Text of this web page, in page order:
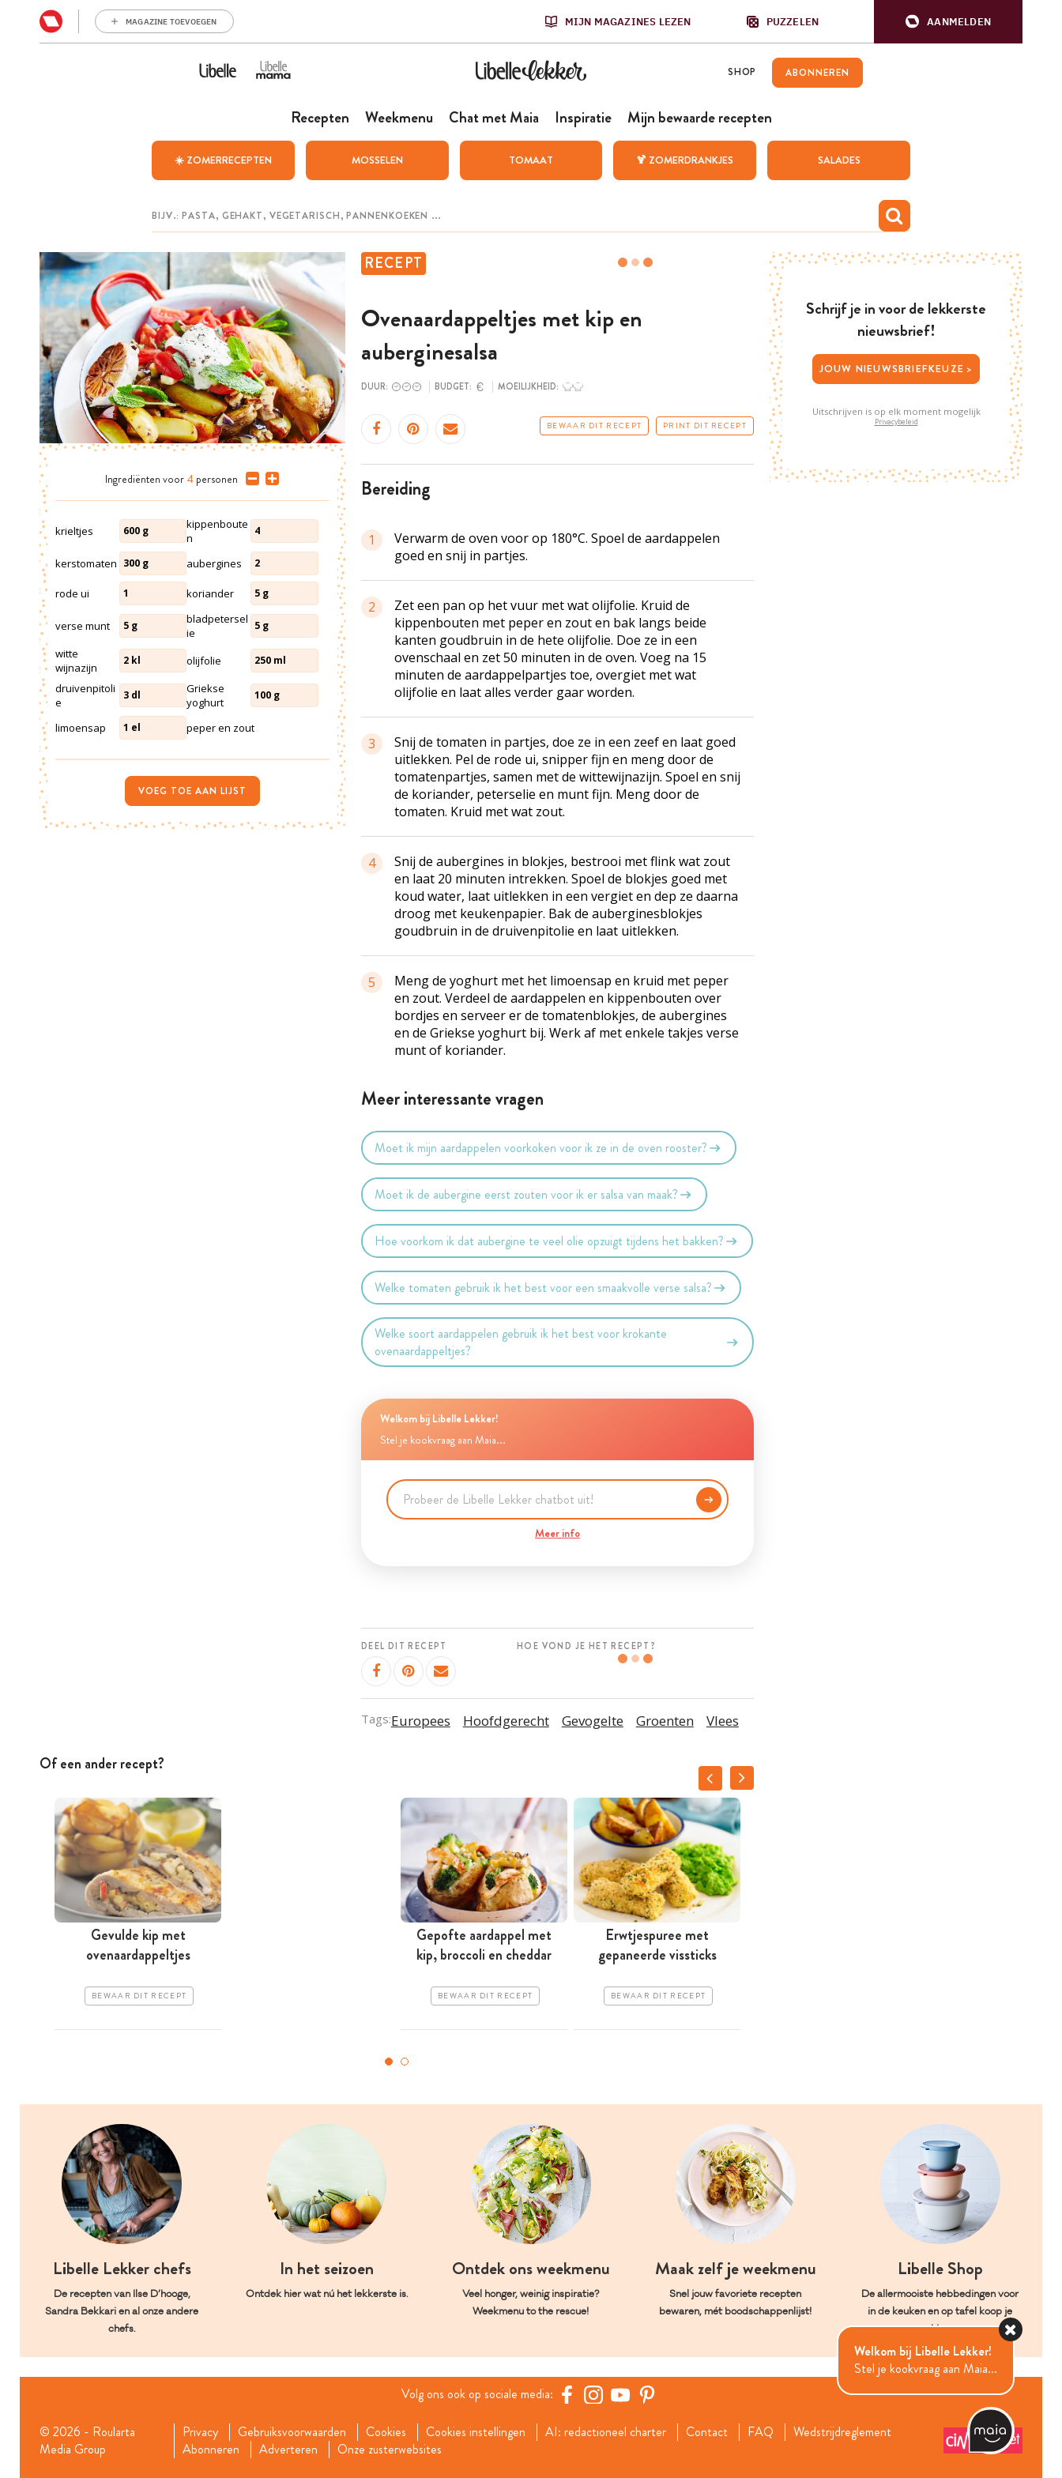
MAGAZINE TOEVOEGEN MIJN MAGAZINES LEZEN PUZZELEN AANMELDEN
SHOP ABONNEREN
Recepten Weekmenu Chat met Maia Inspiratie Mijn bewaarde recepten
☀️ ZOMERRECEPTEN MOSSELEN TOMAAT 🍹 ZOMERDRANKJES SALADES
RECEPT
Ovenaardappeltjes met kip en
auberginesalsa
DUUR: BUDGET: MOEILIJKHEID:
BEWAAR DIT RECEPT PRINT DIT RECEPT
bereiding
1
Verwarm de oven voor op 180°C. Spoel de aardappelen
goed en snij in partjes.
2
Zet een pan op het vuur met wat olijfolie. Kruid de
kippenbouten met peper en zout en bak langs beide
kanten goudbruin in de hete olijfolie. Doe ze in een
ovenschaal en zet 50 minuten in de oven. Voeg na 15
minuten de aardappelpartjes toe, overgiet met wat
olijfolie en laat alles verder gaar worden.
3
Snij de tomaten in partjes, doe ze in een zeef en laat goed
uitlekken. Pel de rode ui, snipper fijn en meng door de
tomatenpartjes, samen met de wittewijnazijn. Spoel en snij
de koriander, peterselie en munt fijn. Meng door de
tomaten. Kruid met wat zout.
4
Snij de aubergines in blokjes, bestrooi met flink wat zout
en laat 20 minuten intrekken. Spoel de blokjes goed met
koud water, laat uitlekken in een vergiet en dep ze daarna
droog met keukenpapier. Bak de auberginesblokjes
goudbruin in de druivenpitolie en laat uitlekken.
5
Meng de yoghurt met het limoensap en kruid met peper
en zout. Verdeel de aardappelen en kippenbouten over
bordjes en serveer er de tomatenblokjes, de aubergines
en de Griekse yoghurt bij. Werk af met enkele takjes verse
munt of koriander.
Meer interessante vragen
Moet ik mijn aardappelen voorkoken voor ik ze in de oven rooster?
Moet ik de aubergine eerst zouten voor ik er salsa van maak?
Hoe voorkom ik dat aubergine te veel olie opzuigt tijdens het bakken?
Welke tomaten gebruik ik het best voor een smaakvolle verse salsa?
Welke soort aardappelen gebruik ik het best voor krokante
ovenaardappeltjes?
Welkom bij Libelle Lekker!
Stel je kookvraag aan Maia...
Meer info
DEEL DIT RECEPT HOE VOND JE HET RECEPT?
Tags:Europees Hoofdgerecht Gevogelte Groenten Vlees
Ingrediënten voor 4 personen
krieltjes 600 g
kippenboute
n
4
kerstomaten 300 g aubergines 2
rode ui 1 koriander 5 g
verse munt 5 g
bladpetersel
ie
5 g
witte
wijnazijn
2 kl olijfolie 250 ml
druivenpitoli
e
3 dl
Griekse
yoghurt
100 g
limoensap 1 el peper en zout
VOEG TOE AAN LIJST
Of een ander recept?
Gevulde kip met
ovenaardappeltjes
BEWAAR DIT RECEPT
Gepofte aardappel met
kip, broccoli en cheddar
BEWAAR DIT RECEPT
Erwtjespuree met
gepaneerde vissticks
BEWAAR DIT RECEPT
Schrijf je in voor de lekkerste
nieuwsbrief!
JOUW NIEUWSBRIEFKEUZE >
Uitschrijven is op elk moment mogelijk
Privacybeleid
Libelle Lekker chefs
De recepten van Ilse D’hooge,
Sandra Bekkari en al onze andere
chefs.
In het seizoen
Ontdek hier wat nú het lekkerste is.
Ontdek ons weekmenu
Veel honger, weinig inspiratie?
Weekmenu to the rescue!
Maak zelf je weekmenu
Snel jouw favoriete recepten
bewaren, mét boodschappenlijst!
Libelle Shop
De allermooiste hebbedingen voor
in de keuken en op tafel koop je
hier.
Volg ons ook op sociale media:
© 2026 - Roularta
Media Group
Privacy Gebruiksvoorwaarden Cookies Cookies instellingen AI: redactioneel charter Contact FAQ
Wedstrijdreglement
Abonneren
Adverteren Onze zusterwebsites
Welkom bij Libelle Lekker!
Stel je kookvraag aan Maia...